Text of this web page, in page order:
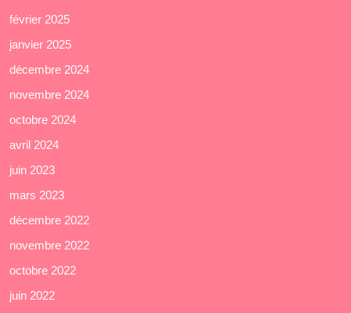
février 2025
janvier 2025
décembre 2024
novembre 2024
octobre 2024
avril 2024
juin 2023
mars 2023
décembre 2022
novembre 2022
octobre 2022
juin 2022